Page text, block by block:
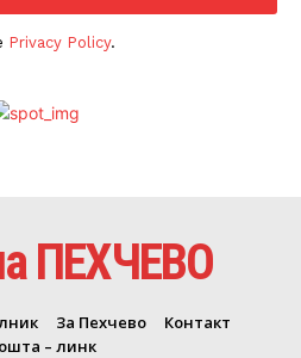
Privacy Policy.
ПЕХЧЕВО
За Пехчево
Контакт
– линк